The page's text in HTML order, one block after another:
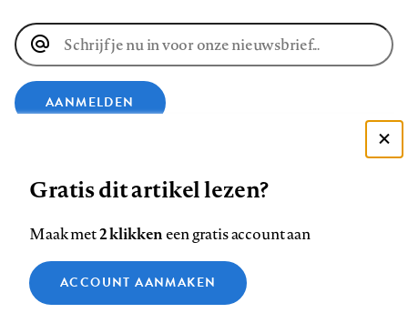
E-
mailadres
AANMELDEN
op
Facebook
op
LinkedIn
op
Bluesky
ons
op
InstagramYouTube
Footer
Contact Colofon Disclaimer Privacy
Medische vragen verdienen
Zie onze cookie policy
Analytische cookies
Gratis dit artikel lezen?
Maak met2 klikkeneen gratis account aan
ACCOUNT AANMAKEN